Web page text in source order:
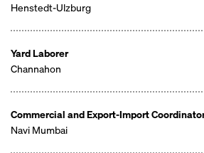
Henstedt-Ulzburg
Yard Laborer
Channahon
Commercial and Export-Import
Navi Mumbai